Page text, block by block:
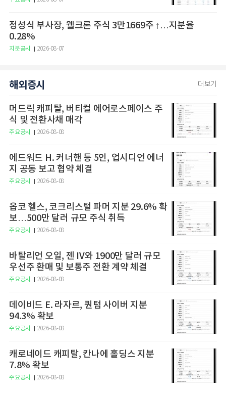
정성식 부사장, 웰크론 주식 3만1669주 ↑…지분율
0.28%
지분공시 2026-08-07
해외증시 더보기
머드릭 캐피탈, 버티컬 에어로스페이스 주
식 및 전환사채 매각
주요공시 2026-08-08
에드워드 H. 커너핸 등 5인, 업시디언 에너
지 공동 보고 협약 체결
주요공시 2026-08-08
옵코 헬스, 코크리스털 파머 지분 29.6% 확
보…500만 달러 규모 주식 취득
주요공시 2026-08-08
바탈리언 오일, 젠 IV와 1900만 달러 규모
우선주 환매 및 보통주 전환 계약 체결
주요공시 2026-08-08
데이비드 E. 라자르, 퀀텀 사이버 지분
94.3% 확보
주요공시 2026-08-08
캐로네이드 캐피탈, 칸나에 홀딩스 지분
7.8% 확보
주요공시 2026-08-08